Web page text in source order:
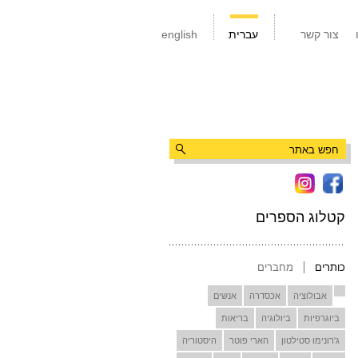
english עברית צור קשר
קטלוג הספרים
כותרים מחברים
אבולוציה אכסדרה אנשים
ביוגרפיות ביולוגיה בריאות
ג'רונימו סטילטון הארי פוטר היסטוריה